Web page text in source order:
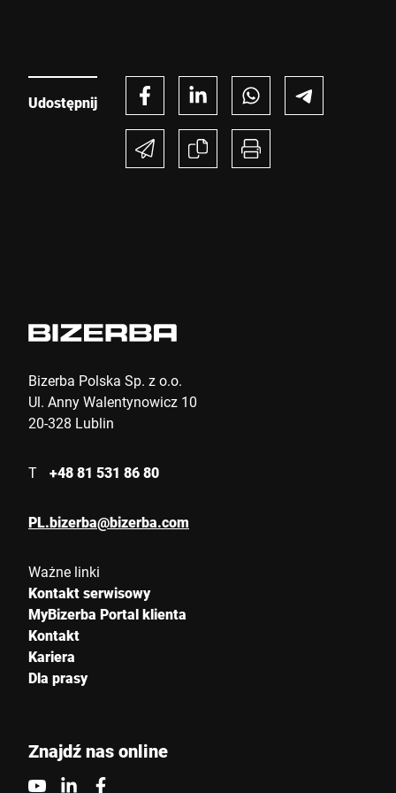
Udostępnij
Bizerba Polska Sp. z o.o.
Ul. Anny Walentynowicz 10
20-328 Lublin
T +48 81 531 86 80
PL.bizerba@bizerba.com
Ważne linki
Kontakt serwisowy
MyBizerba Portal klienta
Kontakt
Kariera
Dla prasy
Znajdź nas online